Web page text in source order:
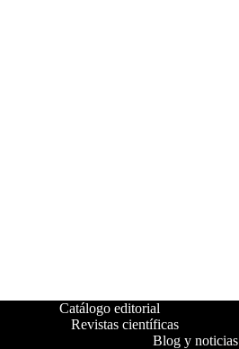
Catálogo editorial
Revistas científicas
Blog y noticias